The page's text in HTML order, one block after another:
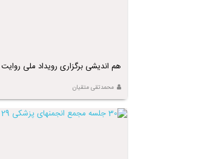
هم اندیشی برگزاری رویداد ملی
محمدتقی متقیان